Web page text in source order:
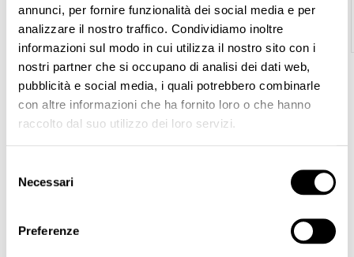
annunci, per fornire funzionalità dei social media e per
analizzare il nostro traffico. Condividiamo inoltre
informazioni sul modo in cui utilizza il nostro sito con i
nostri partner che si occupano di analisi dei dati web,
pubblicità e social media, i quali potrebbero combinarle
con altre informazioni che ha fornito loro o che hanno
raccolto dal suo utilizzo dei loro servizi.
delNecessari
Preferenze
€32.00
Machines, needles, pigments, accessories ... Everything you need
to perform a best quality microblading and permanent make-up,
BIOTEK products are produced in Italy, vegan and not tested on
animals.